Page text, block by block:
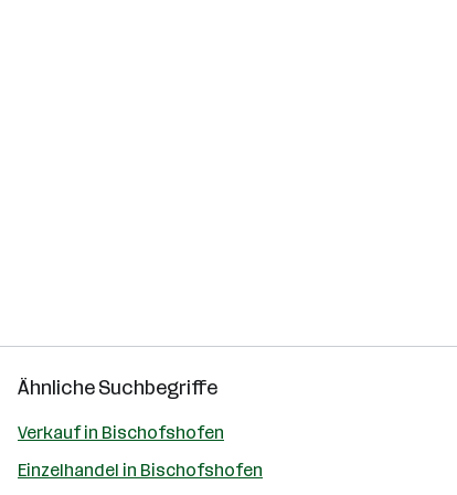
Ähnliche Suchbegriffe
Verkauf in Bischofshofen
Einzelhandel in Bischofshofen